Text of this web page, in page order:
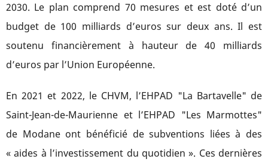
2030. Le plan comprend 70 mesures et est doté d’un
budget de 100 milliards d’euros sur deux ans. Il est
soutenu financièrement à hauteur de 40 milliards
d’euros par l’Union Européenne.
En 2021 et 2022, le CHVM, l’EHPAD "La Bartavelle" de
Saint-Jean-de-Maurienne et l’EHPAD "Les Marmottes"
de Modane ont bénéficié de subventions liées à des
« aides à l’investissement du quotidien ». Ces dernières